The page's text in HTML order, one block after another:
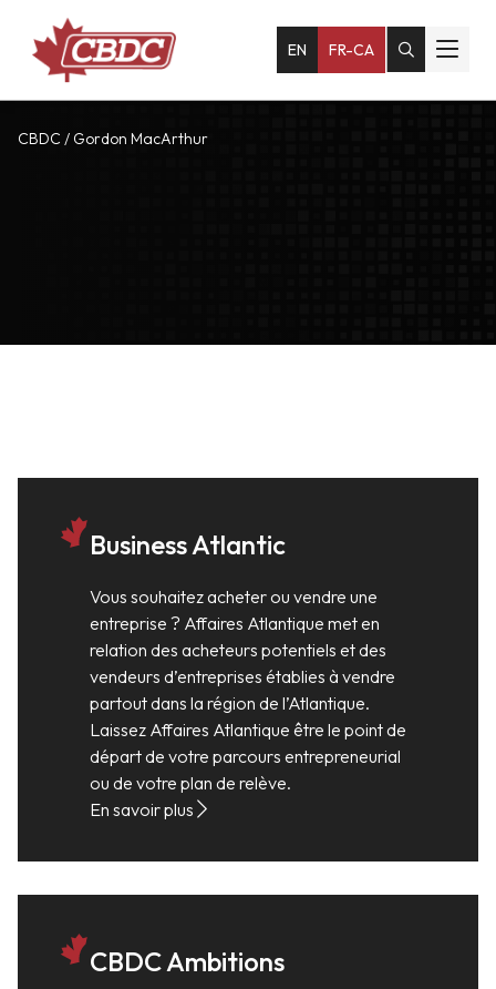
EN FR-CA
CBDC / Gordon MacArthur
Business Atlantic
Vous souhaitez acheter ou vendre une
entreprise ? Affaires Atlantique met en
relation des acheteurs potentiels et des
vendeurs d’entreprises établies à vendre
partout dans la région de l’Atlantique.
Laissez Affaires Atlantique être le point de
départ de votre parcours entrepreneurial
ou de votre plan de relève.
En savoir plus
CBDC Ambitions